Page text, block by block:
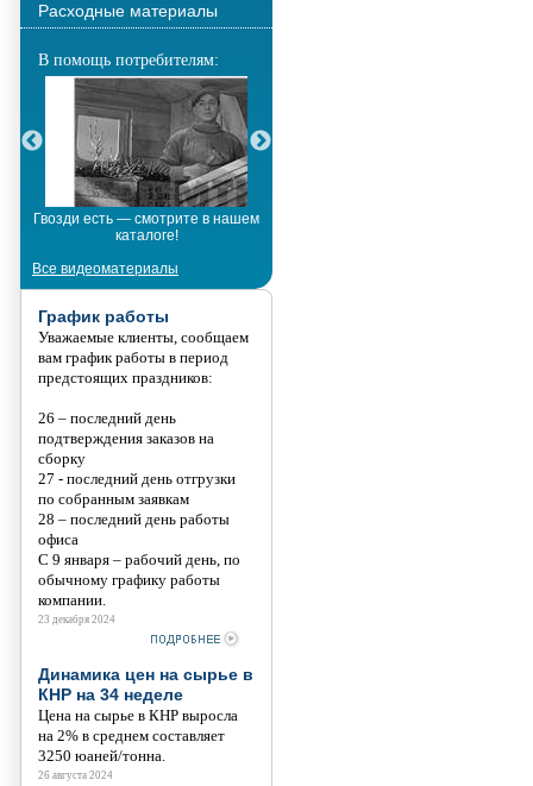
Расходные материалы
В помощь потребителям:
Гвозди есть — смотрите в нашем
каталоге!
Все видеоматериалы
График работы
Уважаемые клиенты, сообщаем
вам график работы в период
предстоящих праздников:
26 – последний день
подтверждения заказов на
сборку
27 - последний день отгрузки
по собранным заявкам
28 – последний день работы
офиса
С 9 января – рабочий день, по
обычному графику работы
компании.
23 декабря 2024
Динамика цен на сырье в
КНР на 34 неделе
Цена на сырье в КНР выросла
на 2% в среднем составляет
3250 юаней/тонна.
26 августа 2024